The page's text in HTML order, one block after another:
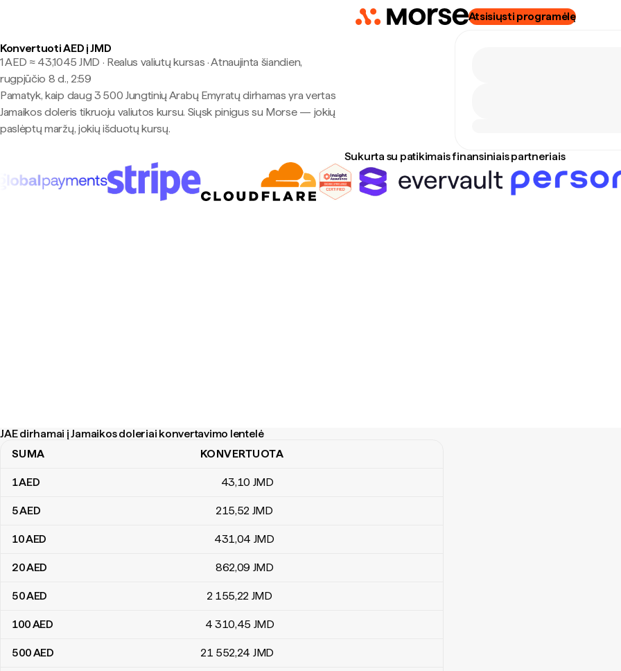
Atsisiųsti programėlę
Konvertuoti AED į JMD
1 AED ≈ 43,1045 JMD · Realus valiutų kursas ·Atnaujinta šiandien,
rugpjūčio 8 d., 2:59
Pamatyk, kaip daug 3 500 Jungtinių Arabų Emyratų dirhamas yra vertas
Jamaikos doleris tikruoju valiutos kursu. Siųsk pinigus su Morse — jokių
paslėptų maržų, jokių išduotų kursų.
Sukurta su patikimais finansiniais partneriais
JAE dirhamai į Jamaikos doleriai konvertavimo lentelė
JAE dirhamai į Jamaikos doleriai konvertavimo lentelė
SUMA KONVERTUOTA
1AED 43,10 JMD
5AED 215,52 JMD
10AED 431,04 JMD
20AED 862,09 JMD
50AED 2 155,22 JMD
100AED 4 310,45 JMD
500AED 21 552,24 JMD